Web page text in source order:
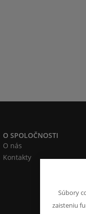
O SPOLOČNOSTI
O nás
Kontakty
Súbory
zaisteniu